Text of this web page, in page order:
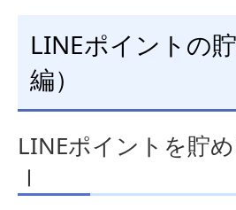
LINEポイントの
編）
LINEポイントを貯
Ⅰ